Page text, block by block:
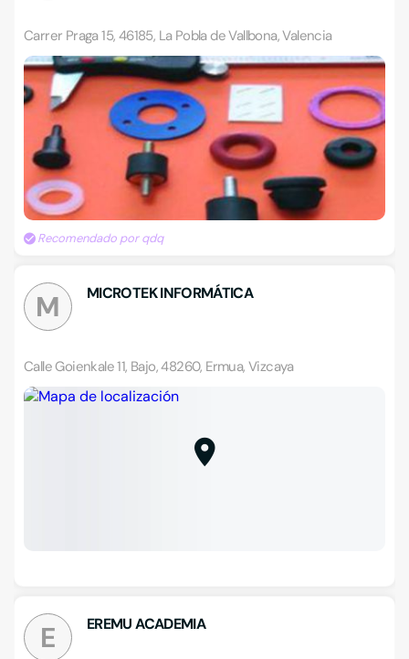
Carrer Praga 15, 46185, La Pobla de Vallbona, Valencia
Recomendado por qdq
M MICROTEK INFORMÁTICA
Calle Goienkale 11, Bajo, 48260, Ermua, Vizcaya
E EREMU ACADEMIA